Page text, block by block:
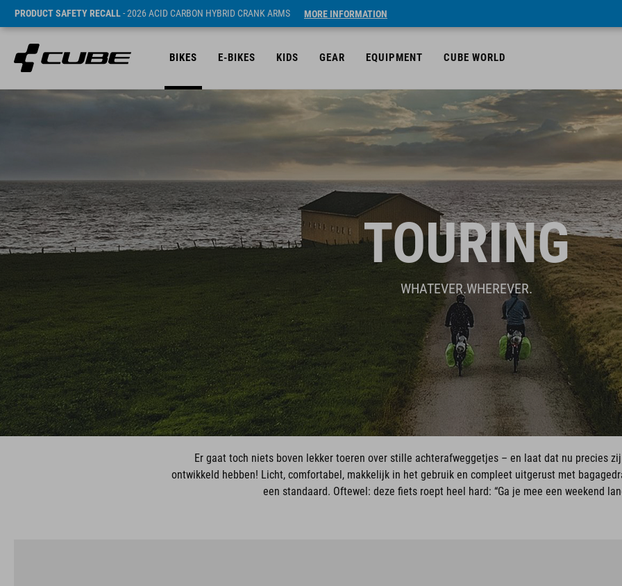
PRODUCT SAFETY RECALL- 2026 ACID CARBON HYBRID CRANK ARMS MORE INFORMATION
BIKES E-BIKES KIDS GEAR EQUIPMENT CUBE WORLD
TOURING
WHATEVER.WHEREVER.
Er gaat toch niets boven lekker toeren over stille achterafweggetjes – en laat dat nu precies
ontwikkeld hebben! Licht, comfortabel, makkelijk in het gebruik en compleet uitgerust met
een standaard. Oftewel: deze fiets roept heel hard: “Ga je mee een weekend